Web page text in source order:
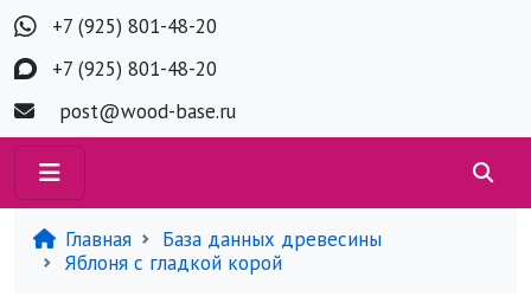
+7 (925) 801-48-20
+7 (925) 801-48-20
post@wood-base.ru
Главная
База данных древесины
Яблоня с гладкой корой